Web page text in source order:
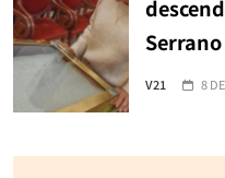
Serrano
V21 8